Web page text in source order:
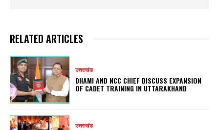
RELATED ARTICLES
उत्तराखंड
DHAMI AND NCC CHIEF DISCUSS EXPANSION
OF CADET TRAINING IN UTTARAKHAND
उत्तराखंड